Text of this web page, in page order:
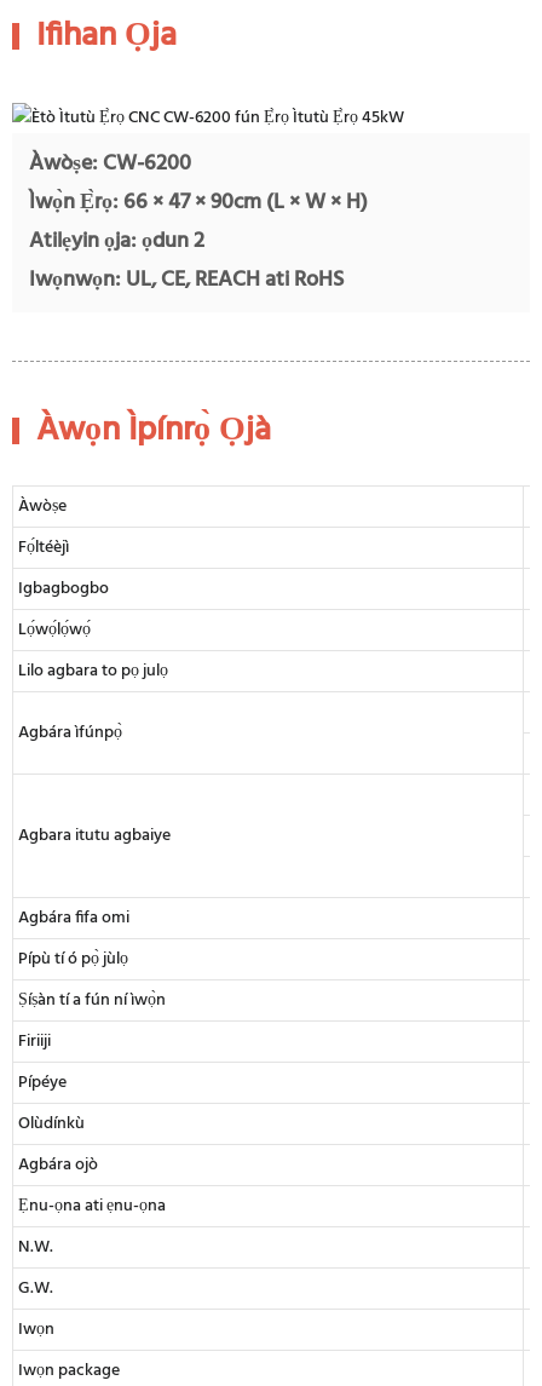
Ifihan Ọja
Àwòṣe: CW-6200
Ìwọ̀n Ẹ̀rọ: 66 × 47 × 90cm (L × W × H)
Atilẹyin ọja: ọdun 2
Iwọnwọn: UL, CE, REACH ati RoHS
Àwọn Ìpínrọ̀ Ọjà
Àwòṣe
Fọ́ltéèjì
Igbagbogbo
Lọ́wọ́lọ́wọ́
Lilo agbara to pọ julọ
Agbára ìfúnpọ̀
Agbara itutu agbaiye
Agbára fifa omi
Pípù tí ó pọ̀ jùlọ
Ṣíṣàn tí a fún ní ìwọ̀n
Firiiji
Pípéye
Olùdínkù
Agbára ojò
Ẹnu-ọna ati ẹnu-ọna
N.W.
G.W.
Iwọn
Iwọn package